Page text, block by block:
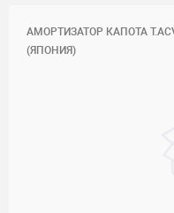
АМОРТИЗАТОР КАПОТА
(ЯПОНИЯ)